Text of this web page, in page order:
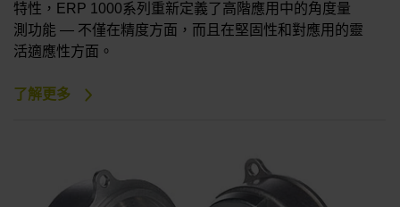
特性，ERP 1000系列重新定義了高階應用中的角度量
測功能 — 不僅在精度方面，而且在堅固性和對應用的靈
活適應性方面。
了解更多